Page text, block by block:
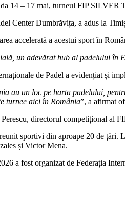
14 – 17 mai, turneul FIP SILVER
Center Dumbrăvița, a adus la
accelerată a acestui sport în
un adevărat hub al padelului în
de Padel a evidențiat și
au un loc pe harta padelului,
turnee aici în România”, a afirmat
directorul competițional al
sportivi din aproape 20 de
și Victor Mena.
a fost organizat de Federația